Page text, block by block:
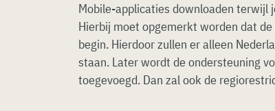
Mobile-applicaties downloaden terwijl
Hierbij moet opgemerkt worden dat
begin. Hierdoor zullen er alleen
staan. Later wordt de ondersteuning
toegevoegd. Dan zal ook de